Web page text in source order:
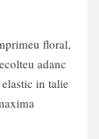
floral,
adanc
in talie